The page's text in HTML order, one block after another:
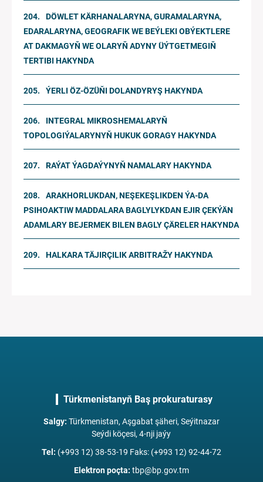
DÖWLET KÄRHANALARYNA, GURAMALARYNA,
EDARALARYNA, GEOGRAFIK WE BEÝLEKI OBÝEKTLERE
AT DAKMAGYŇ WE OLARYŇ ADYNY ÜÝTGETMEGIŇ
TERTIBI HAKYNDA
ÝERLI ÖZ-ÖZÜŇI DOLANDYRYŞ HAKYNDA
INTEGRAL MIKROSHEMALARYŇ
TOPOLOGIÝALARYNYŇ HUKUK GORAGY HAKYNDA
RAÝAT ÝAGDAÝYNYŇ NAMALARY HAKYNDA
ARAKHORLUKDAN, NEŞEKEŞLIKDEN ÝA-DA
PSIHOAKTIW MADDALARA BAGLYLYKDAN EJIR ÇEKÝÄN
ADAMLARY BEJERMEK BILEN BAGLY ÇÄRELER HAKYNDA
HALKARA TÄJIRÇILIK ARBITRAŽY HAKYNDA
Türkmenistanyň Baş prokuraturasy
Salgy: Türkmenistan, Aşgabat şäheri, Seýitnazar
Seýdi köçesi, 4-nji jaýy
Tel : (+993 12) 38-53-19 Faks: (+993 12) 92-44-72
Elektron poçta: tbp@bp.gov.tm